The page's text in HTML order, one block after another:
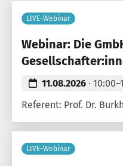
LIVE-Webinar
Webinar: Die
11.08.2026 ·
Referent: Prof. Dr.
LIVE-Webinar